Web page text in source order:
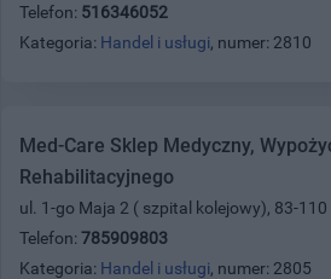
Telefon: 516346052
Kategoria: Handel i usługi, numer: 2810
Med-Care Sklep Medyczny,
Rehabilitacyjnego
ul. 1-go Maja 2 ( szpital kolejowy), 83-110
Telefon: 785909803
Kategoria: Handel i usługi, numer: 2805